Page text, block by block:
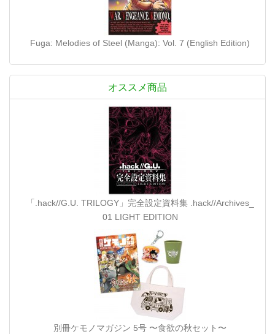
Fuga: Melodies of Steel (Manga): Vol. 7 (English Edition)
オススメ商品
「.hack//G.U. TRILOGY」完全設定資料集 .hack//Archives_
01 LIGHT EDITION
別冊ケモノマガジン 5号 〜食欲の秋セット〜